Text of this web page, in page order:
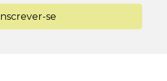
Inscrever-se